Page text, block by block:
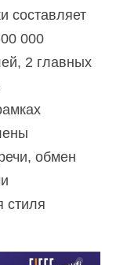
составляет
000
2 главных
обмен
стиля